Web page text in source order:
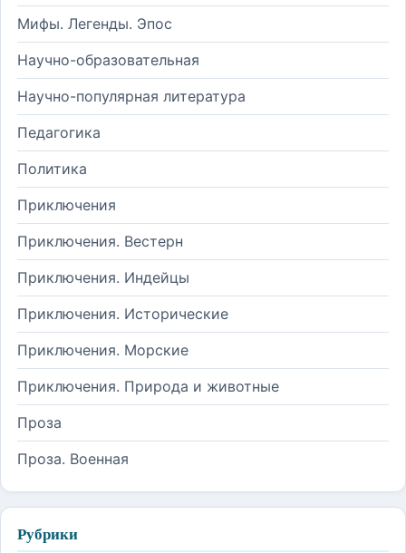
Мифы. Легенды. Эпос
Научно-образовательная
Научно-популярная литература
Педагогика
Политика
Приключения
Приключения. Вестерн
Приключения. Индейцы
Приключения. Исторические
Приключения. Морские
Приключения. Природа и животные
Проза
Проза. Военная
Рубрики